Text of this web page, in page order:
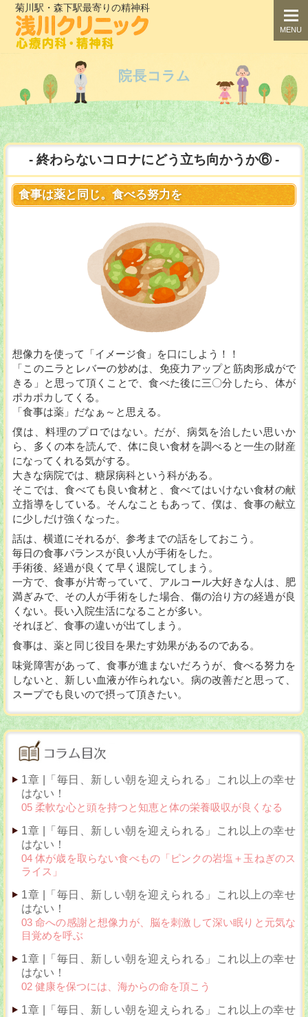
MENU
菊川駅・森下駅最寄りの精神科
院長コラム
終わらないコロナにどう立ち向かうか⑥
食事は薬と同じ。食べる努力を
想像力を使って「イメージ食」を口にしよう！！
「このニラとレバーの炒めは、免疫力アップと筋肉形成がで
きる」と思って頂くことで、食べた後に三〇分したら、体が
ポカポカしてくる。
「食事は薬」だなぁ～と思える。
僕は、料理のプロではない。だが、病気を治したい思いか
ら、多くの本を読んで、体に良い食材を調べると一生の財産
になってくれる気がする。
大きな病院では、糖尿病科という科がある。
そこでは、食べても良い食材と、食べてはいけない食材の献
立指導をしている。そんなこともあって、僕は、食事の献立
に少しだけ強くなった。
話は、横道にそれるが、参考までの話をしておこう。
毎日の食事バランスが良い人が手術をした。
手術後、経過が良くて早く退院してしまう。
一方で、食事が片寄っていて、アルコール大好きな人は、肥
満ぎみで、その人が手術をした場合、傷の治り方の経過が良
くない。長い入院生活になることが多い。
それほど、食事の違いが出てしまう。
食事は、薬と同じ役目を果たす効果があるのである。
味覚障害があって、食事が進まないだろうが、食べる努力を
しないと、新しい血液が作られない。病の改善だと思って、
スープでも良いので摂って頂きたい。
1章 |「毎日、新しい朝を迎えられる」これ以上の幸せ
はない！
05 柔軟な心と頭を持つと知恵と体の栄養吸収が良くなる
1章 |「毎日、新しい朝を迎えられる」これ以上の幸せ
はない！
04 体が歳を取らない食べもの「ピンクの岩塩＋玉ねぎのス
ライス」
1章 |「毎日、新しい朝を迎えられる」これ以上の幸せ
はない！
03 命への感謝と想像力が、脳を刺激して深い眠りと元気な
目覚めを呼ぶ
1章 |「毎日、新しい朝を迎えられる」これ以上の幸せ
はない！
02 健康を保つには、海からの命を頂こう
1章 |「毎日、新しい朝を迎えられる」これ以上の幸せ